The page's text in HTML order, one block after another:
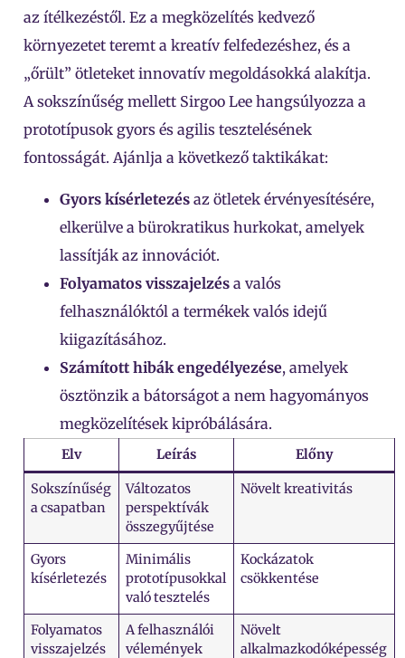
az ítélkezéstől. Ez a megközelítés kedvező
környezetet teremt a kreatív felfedezéshez, és a
„őrült” ötleteket innovatív megoldásokká alakítja.
A sokszínűség mellett Sirgoo Lee hangsúlyozza a
prototípusok gyors és agilis tesztelésének
fontosságát. Ajánlja a következő taktikákat:
Gyors kísérletezés az ötletek érvényesítésére,
elkerülve a bürokratikus hurkokat, amelyek
lassítják az innovációt.
Folyamatos visszajelzés a valós
felhasználóktól a termékek valós idejű
kiigazításához.
Számított hibák engedélyezése, amelyek
ösztönzik a bátorságot a nem hagyományos
megközelítések kipróbálására.
Elv Leírás Előny
Sokszínűség
a csapatban
Változatos
perspektívák
összegyűjtése
Növelt kreativitás
Gyors
kísérletezés
Minimális
prototípusokkal
való tesztelés
Kockázatok
csökkentése
Folyamatos
visszajelzés
A felhasználói
vélemények
Növelt
alkalmazkodóképesség